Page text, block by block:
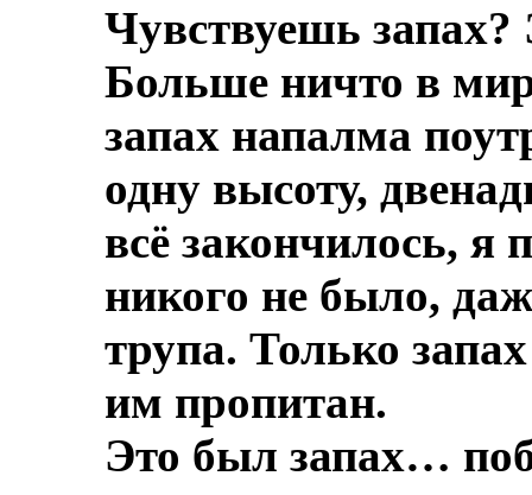
Чувствуешь
Больше ничто в
запах напалма
одну высоту,
всё закончилось, я
никого не было,
трупа. Только
им пропитан.
Это был запах…